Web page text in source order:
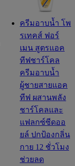
ครีมอาบน้ำ โพ
รเทคส์ ฟอร์
เมน สูตรแอค
ทีฟชาร์โคล
ครีมอาบน้ำ
ผู้ชายสายแอค
ทีฟ ผสานพลัง
ชาร์โคลและ
แฟลกซ์ซีดออ
ยล์ ปกป้องกลิ่น
กาย 12 ชั่วโมง
ช่วยลด